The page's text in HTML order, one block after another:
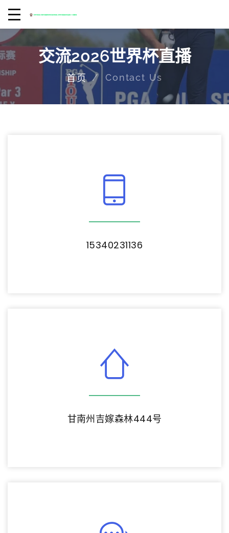
交流2026世界杯直播
首页 Contact Us
15340231136
甘南州吉嫁森林444号